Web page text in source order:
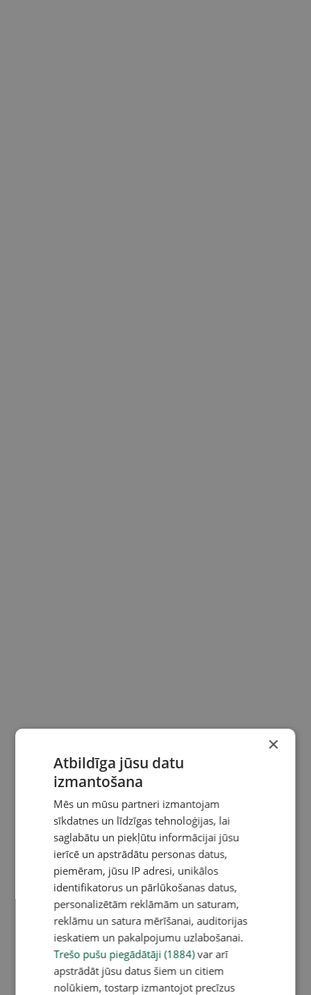
×
Atbildīga jūsu datu
izmantošana
Mēs un mūsu partneri izmantojam
sīkdatnes un līdzīgas tehnoloģijas, lai
saglabātu un piekļūtu informācijai jūsu
ierīcē un apstrādātu personas datus,
piemēram, jūsu IP adresi, unikālos
identifikatorus un pārlūkošanas datus,
personalizētām reklāmām un saturam,
reklāmu un satura mērīšanai, auditorijas
ieskatiem un pakalpojumu uzlabošanai.
Trešo pušu piegādātāji (1884)var arī
apstrādāt jūsu datus šiem un citiem
nolūkiem, tostarp izmantojot precīzus